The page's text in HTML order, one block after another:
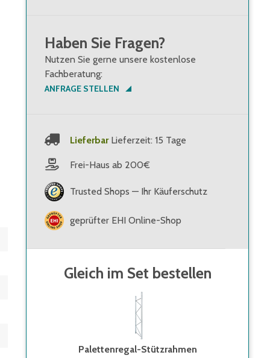
Haben Sie Fragen?
Nutzen Sie gerne unsere kostenlose
Fachberatung:
ANFRAGE STELLEN
Lieferbar Lieferzeit: 15 Tage
Frei-Haus ab 200€
Trusted Shops — Ihr Käuferschutz
geprüfter EHI Online-Shop
Gleich im Set bestellen
Palettenregal-Stützrahmen